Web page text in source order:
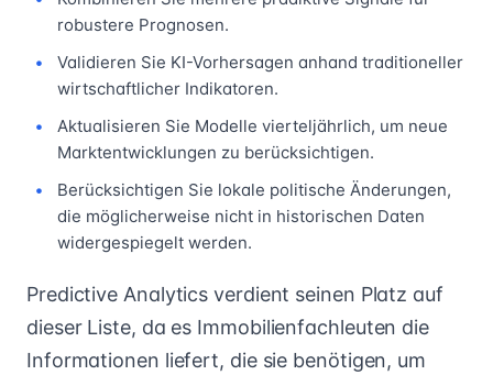
robustere Prognosen.
Validieren Sie KI-Vorhersagen anhand traditioneller
wirtschaftlicher Indikatoren.
Aktualisieren Sie Modelle vierteljährlich, um neue
Marktentwicklungen zu berücksichtigen.
Berücksichtigen Sie lokale politische Änderungen,
die möglicherweise nicht in historischen Daten
widergespiegelt werden.
Predictive Analytics verdient seinen Platz auf
dieser Liste, da es Immobilienfachleuten die
Informationen liefert, die sie benötigen, um